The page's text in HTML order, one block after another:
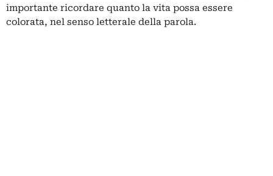
importante ricordare quanto la vita possa essere
colorata, nel senso letterale della parola.